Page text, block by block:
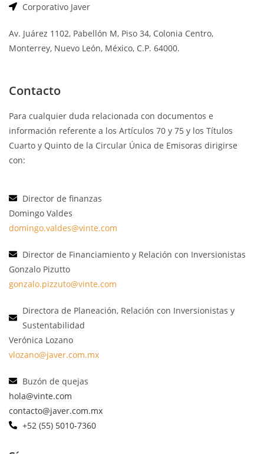
Corporativo Javer
Av. Juárez 1102, Pabellón M, Piso 34, Colonia Centro,
Monterrey, Nuevo León, México, C.P. 64000.
Contacto
Para cualquier duda relacionada con documentos e
información referente a los Artículos 70 y 75 y los Títulos
Cuarto y Quinto de la Circular Única de Emisoras dirigirse
con:
Director de finanzas
Domingo Valdes
domingo.valdes@vinte.com
Director de Financiamiento y Relación con Inversionistas
Gonzalo Pizutto
gonzalo.pizzuto@vinte.com
Directora de Planeación, Relación con Inversionistas y
Sustentabilidad
Verónica Lozano
vlozano@javer.com.mx
Buzón de quejas
hola@vinte.com
contacto@javer.com.mx
+52 (55) 5010-7360